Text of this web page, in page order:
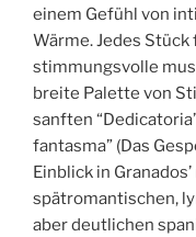
einem Gefühl von
Wärme. Jedes
stimmungsvolle
breite Palette von
sanften
fantasma” (Das
Einblick in
spätromantischen,
aber deutlichen